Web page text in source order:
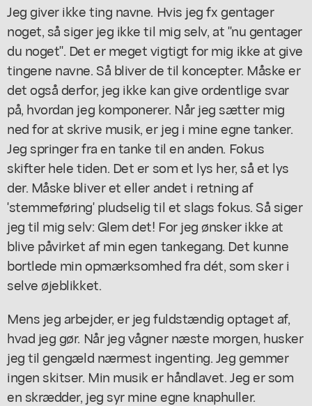
Jeg giver ikke ting navne. Hvis jeg fx gentager
noget, så siger jeg ikke til mig selv, at "nu gentager
du noget". Det er meget vigtigt for mig ikke at give
tingene navne. Så bliver de til koncepter. Måske er
det også derfor, jeg ikke kan give ordentlige svar
på, hvordan jeg komponerer. Når jeg sætter mig
ned for at skrive musik, er jeg i mine egne tanker.
Jeg springer fra en tanke til en anden. Fokus
skifter hele tiden. Det er som et lys her, så et lys
der. Måske bliver et eller andet i retning af
'stemmeføring' pludselig til et slags fokus. Så siger
jeg til mig selv: Glem det! For jeg ønsker ikke at
blive påvirket af min egen tankegang. Det kunne
bortlede min opmærksomhed fra dét, som sker i
selve øjeblikket.
Mens jeg arbejder, er jeg fuldstændig optaget af,
hvad jeg gør. Når jeg vågner næste morgen, husker
jeg til gengæld nærmest ingenting. Jeg gemmer
ingen skitser. Min musik er håndlavet. Jeg er som
en skrædder, jeg syr mine egne knaphuller.